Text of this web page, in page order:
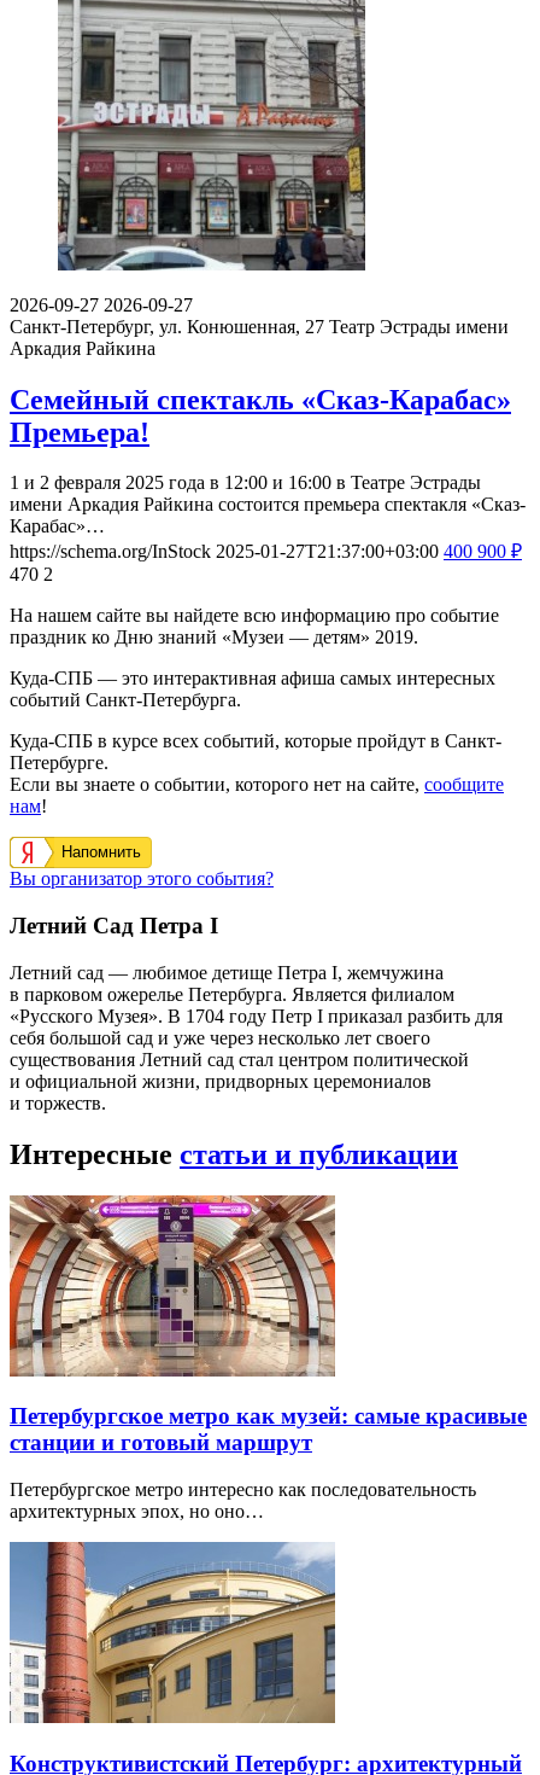
2026-09-27 2026-09-27
Cанкт-Петербург, ул. Конюшенная, 27 Театр Эстрады имени
Аркадия Райкина
Семейный спектакль «Сказ-Карабас»
Премьера!
1 и 2 февраля 2025 года в 12:00 и 16:00 в Театре Эстрады
имени Аркадия Райкина состоится премьера спектакля «Сказ-
Карабас»…
https://schema.org/InStock 2025-01-27T21:37:00+03:00 400 900 ₽
470 2
На нашем сайте вы найдете всю информацию про событие
праздник ко Дню знаний «Музеи — детям» 2019.
Куда-СПБ — это интерактивная афиша самых интересных
событий Санкт-Петербурга.
Куда-СПБ в курсе всех событий, которые пройдут в Санкт-
Петербурге.
Если вы знаете о событии, которого нет на сайте, сообщите
нам!
Напомнить
Вы организатор этого события?
Летний Сад Петра I
Летний сад — любимое детище Петра I, жемчужина
в парковом ожерелье Петербурга. Является филиалом
«Русского Музея». В 1704 году Петр I приказал разбить для
себя большой сад и уже через несколько лет своего
существования Летний сад стал центром политической
и официальной жизни, придворных церемониалов
и торжеств.
Интересные статьи и публикации
Петербургское метро как музей: самые красивые
станции и готовый маршрут
Петербургское метро интересно как последовательность
архитектурных эпох, но оно…
Конструктивистский Петербург: архитектурный